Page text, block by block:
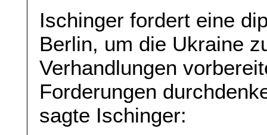
Ischinger fordert eine
Berlin, um die Ukraine
Verhandlungen
Forderungen
sagte Ischinger: